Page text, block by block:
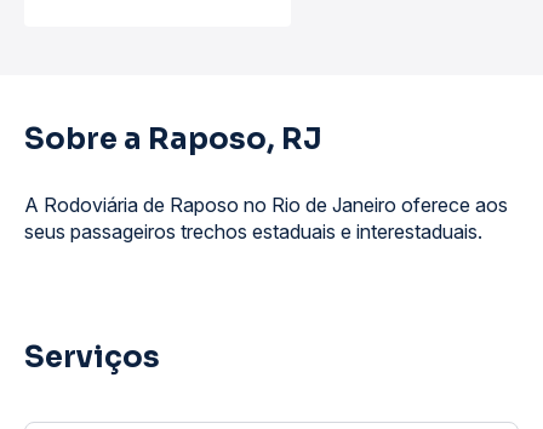
Sobre a Raposo, RJ
A Rodoviária de Raposo no Rio de Janeiro oferece aos
seus passageiros trechos estaduais e interestaduais.
Serviços